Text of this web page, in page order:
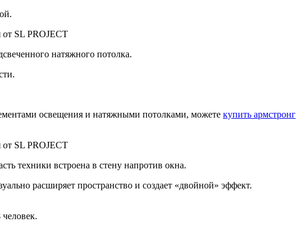
натяжного потолка.
освещения и натяжными потолками, можете купить армстронг
техники встроена в стену напротив окна.
расширяет пространство и создает «двойной» эффект.